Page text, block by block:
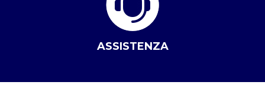
ASSISTENZA